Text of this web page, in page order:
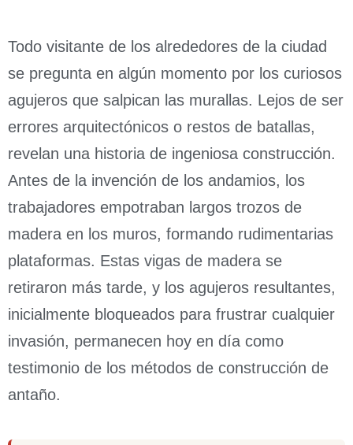
Todo visitante de los alrededores de la ciudad
se pregunta en algún momento por los curiosos
agujeros que salpican las murallas. Lejos de ser
errores arquitectónicos o restos de batallas,
revelan una historia de ingeniosa construcción.
Antes de la invención de los andamios, los
trabajadores empotraban largos trozos de
madera en los muros, formando rudimentarias
plataformas. Estas vigas de madera se
retiraron más tarde, y los agujeros resultantes,
inicialmente bloqueados para frustrar cualquier
invasión, permanecen hoy en día como
testimonio de los métodos de construcción de
antaño.